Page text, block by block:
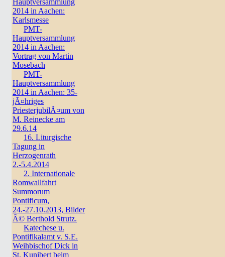
Hauptversammlung
2014 in Aachen:
Karlsmesse
PMT-
Hauptversammlung
2014 in Aachen:
Vortrag von Martin
Mosebach
PMT-
Hauptversammlung
2014 in Aachen: 35-
jÃ¤hriges
PriesterjubilÃ¤um von
M. Reinecke am
29.6.14
16. Liturgische
Tagung in
Herzogenrath
2.-5.4.2014
2. Internationale
Romwallfahrt
Summorum
Pontificum,
24.-27.10.2013, Bilder
Â© Berthold Strutz.
Katechese u.
Pontifikalamt v. S.E.
Weihbischof Dick in
St. Kunibert beim